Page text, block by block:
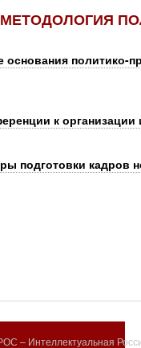
политико-
к организации
подготовки кадров
– Интеллектуальная